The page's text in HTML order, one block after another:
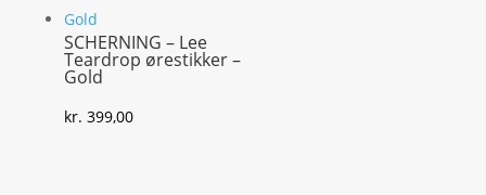
SCHERNING – Lee
Teardrop ørestikker –
Gold
kr. 399,00